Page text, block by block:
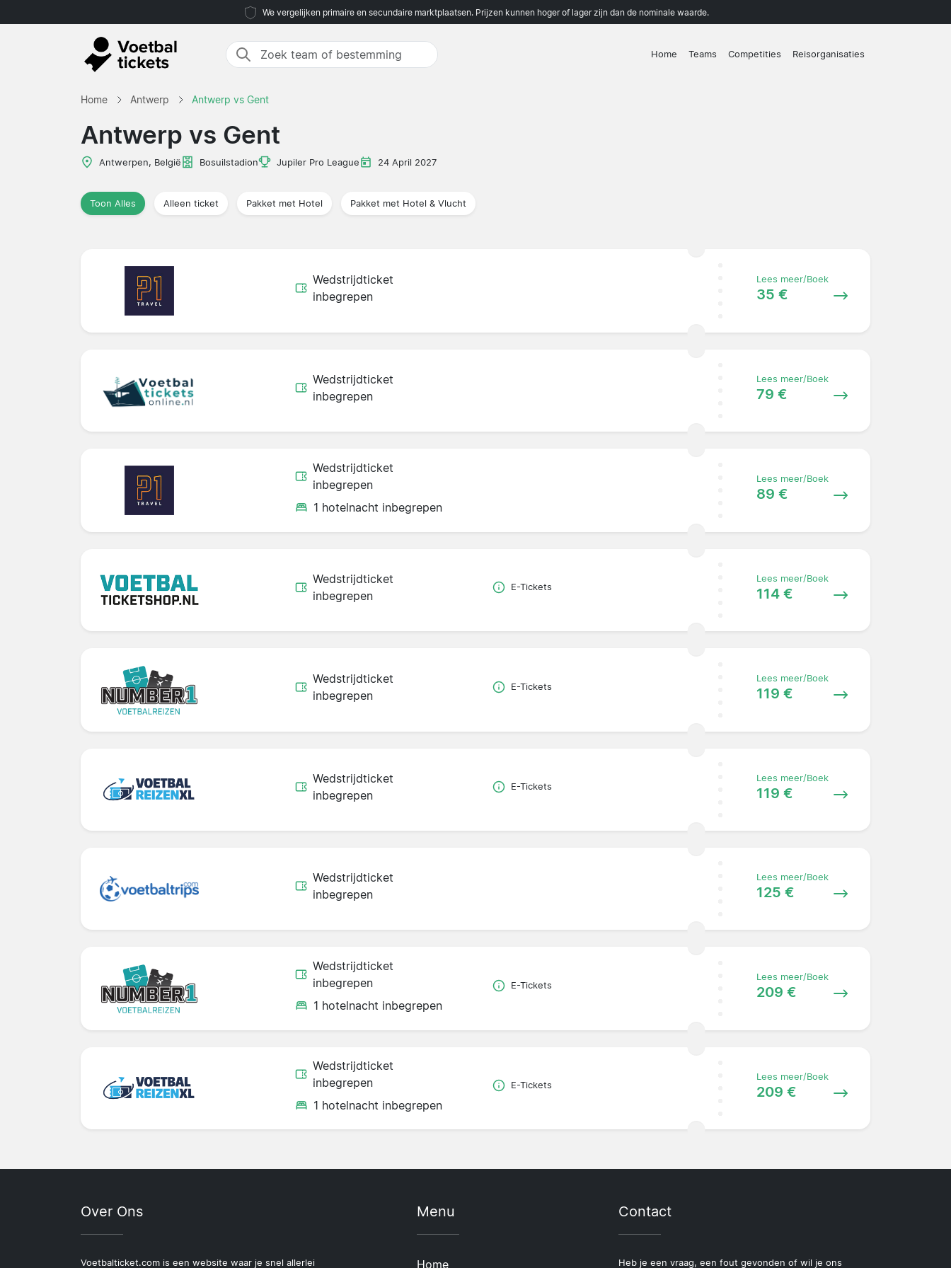
We vergelijken primaire en secundaire marktplaatsen. Prijzen kunnen hoger of lager zijn dan de nominale waarde.
Home Teams Competities Reisorganisaties
Home Antwerp Antwerp vs Gent
Antwerp vs Gent
Antwerpen, België Bosuilstadion Jupiler Pro League 24 April 2027
Toon Alles Alleen ticket Pakket met Hotel Pakket met Hotel & Vlucht
Wedstrijdticket
inbegrepen
Lees meer/Boek
35 €
Wedstrijdticket
inbegrepen
Lees meer/Boek
79 €
Wedstrijdticket
inbegrepen
1 hotelnacht inbegrepen
Lees meer/Boek
89 €
Wedstrijdticket
inbegrepen
E-Tickets
Lees meer/Boek
114 €
Wedstrijdticket
inbegrepen
E-Tickets
Lees meer/Boek
119 €
Wedstrijdticket
inbegrepen
E-Tickets
Lees meer/Boek
119 €
Wedstrijdticket
inbegrepen
Lees meer/Boek
125 €
Wedstrijdticket
inbegrepen
1 hotelnacht inbegrepen
E-Tickets
Lees meer/Boek
209 €
Wedstrijdticket
inbegrepen
1 hotelnacht inbegrepen
E-Tickets
Lees meer/Boek
209 €
Over Ons
Voetbalticket.com is een website waar je snel allerlei
Menu
Home
Contact
Heb je een vraag, een fout gevonden of wil je ons